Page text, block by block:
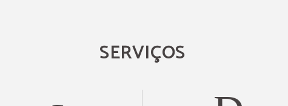
SERVIÇOS